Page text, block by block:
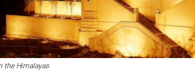
the Himalayas